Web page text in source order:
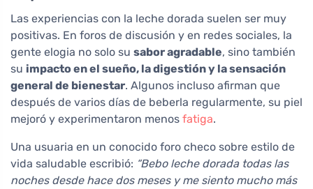
Las experiencias con la leche dorada suelen ser muy
positivas. En foros de discusión y en redes sociales, la
gente elogia no solo su sabor agradable, sino también
su impacto en el sueño, la digestión y la sensación
general de bienestar. Algunos incluso afirman que
después de varios días de beberla regularmente, su piel
mejoró y experimentaron menos fatiga.
Una usuaria en un conocido foro checo sobre estilo de
vida saludable escribió: “Bebo leche dorada todas las
noches desde hace dos meses y me siento mucho más